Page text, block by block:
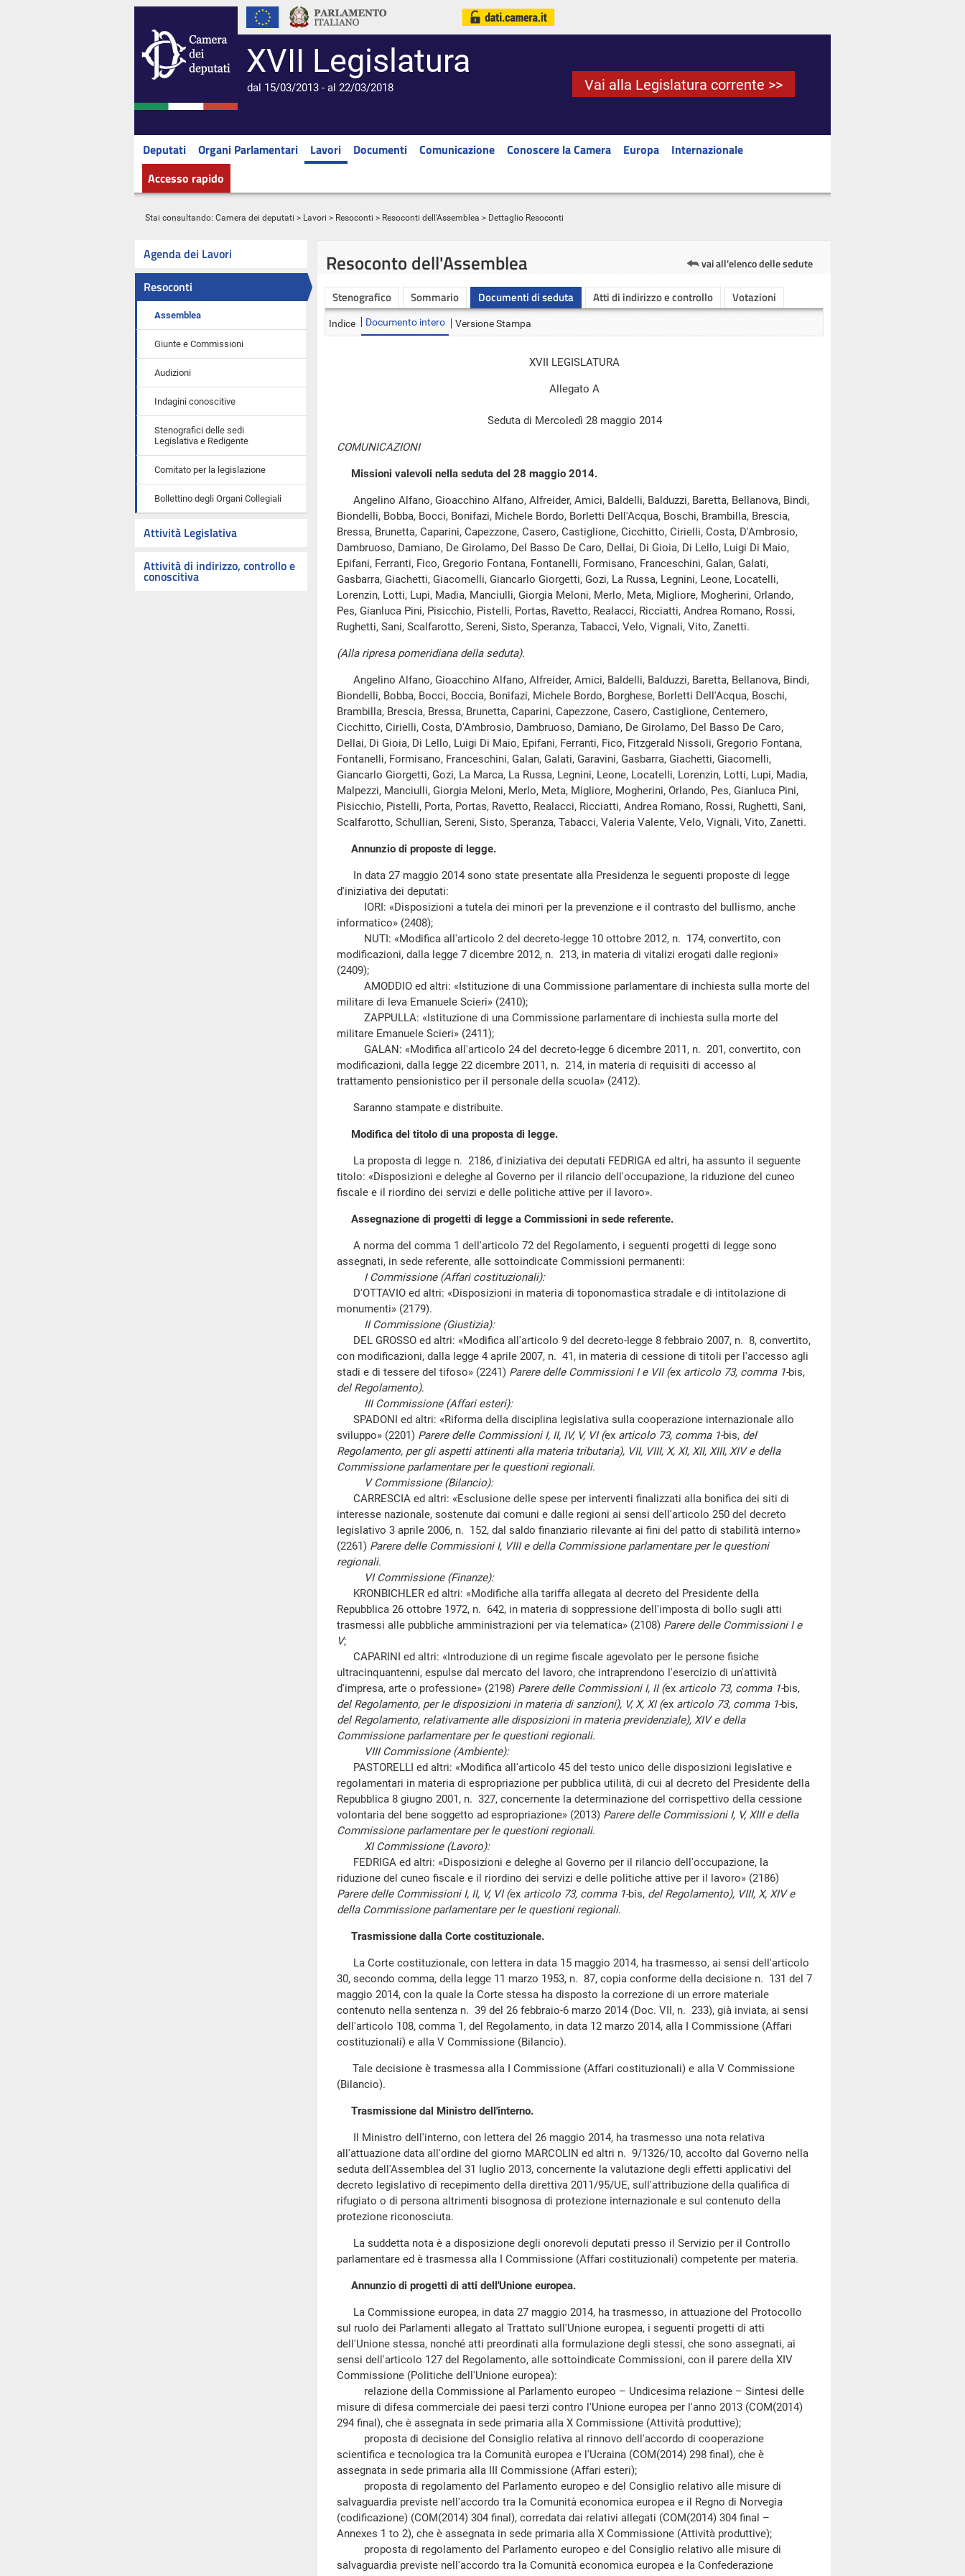
XVII Legislatura
dal 15/03/2013 - al 22/03/2018 Vai alla Legislatura corrente >>
Deputati Organi Parlamentari Lavori Documenti Comunicazione Conoscere la Camera Europa
Internazionale
Accesso rapido
Stai consultando: Camera dei deputati > Lavori > Resoconti > Resoconti dell'Assemblea > Dettaglio Resoconti
Agenda dei Lavori
Resoconti
Assemblea
Giunte e Commissioni
Audizioni
Indagini conoscitive
Stenografici delle sedi
Legislativa e Redigente
Comitato per la legislazione
Bollettino degli Organi Collegiali
Attività Legislativa
Attività di indirizzo, controllo e
conoscitiva
Resoconto dell'Assemblea vai all'elenco delle sedute
Stenografico Sommario Documenti di seduta Atti di indirizzo e controllo Votazioni
Indice Documento intero Versione Stampa
XVII LEGISLATURA
Allegato A
Seduta di Mercoledì 28 maggio 2014
COMUNICAZIONI
Missioni valevoli nella seduta del 28 maggio 2014.
Angelino Alfano, Gioacchino Alfano, Alfreider, Amici, Baldelli, Balduzzi, Baretta, Bellanova, Bindi,
Biondelli, Bobba, Bocci, Bonifazi, Michele Bordo, Borletti Dell'Acqua, Boschi, Brambilla, Brescia,
Bressa, Brunetta, Caparini, Capezzone, Casero, Castiglione, Cicchitto, Cirielli, Costa, D'Ambrosio,
Dambruoso, Damiano, De Girolamo, Del Basso De Caro, Dellai, Di Gioia, Di Lello, Luigi Di Maio,
Epifani, Ferranti, Fico, Gregorio Fontana, Fontanelli, Formisano, Franceschini, Galan, Galati,
Gasbarra, Giachetti, Giacomelli, Giancarlo Giorgetti, Gozi, La Russa, Legnini, Leone, Locatelli,
Lorenzin, Lotti, Lupi, Madia, Manciulli, Giorgia Meloni, Merlo, Meta, Migliore, Mogherini, Orlando,
Pes, Gianluca Pini, Pisicchio, Pistelli, Portas, Ravetto, Realacci, Ricciatti, Andrea Romano, Rossi,
Rughetti, Sani, Scalfarotto, Sereni, Sisto, Speranza, Tabacci, Velo, Vignali, Vito, Zanetti.
(Alla ripresa pomeridiana della seduta).
Angelino Alfano, Gioacchino Alfano, Alfreider, Amici, Baldelli, Balduzzi, Baretta, Bellanova, Bindi,
Biondelli, Bobba, Bocci, Boccia, Bonifazi, Michele Bordo, Borghese, Borletti Dell'Acqua, Boschi,
Brambilla, Brescia, Bressa, Brunetta, Caparini, Capezzone, Casero, Castiglione, Centemero,
Cicchitto, Cirielli, Costa, D'Ambrosio, Dambruoso, Damiano, De Girolamo, Del Basso De Caro,
Dellai, Di Gioia, Di Lello, Luigi Di Maio, Epifani, Ferranti, Fico, Fitzgerald Nissoli, Gregorio Fontana,
Fontanelli, Formisano, Franceschini, Galan, Galati, Garavini, Gasbarra, Giachetti, Giacomelli,
Giancarlo Giorgetti, Gozi, La Marca, La Russa, Legnini, Leone, Locatelli, Lorenzin, Lotti, Lupi, Madia,
Malpezzi, Manciulli, Giorgia Meloni, Merlo, Meta, Migliore, Mogherini, Orlando, Pes, Gianluca Pini,
Pisicchio, Pistelli, Porta, Portas, Ravetto, Realacci, Ricciatti, Andrea Romano, Rossi, Rughetti, Sani,
Scalfarotto, Schullian, Sereni, Sisto, Speranza, Tabacci, Valeria Valente, Velo, Vignali, Vito, Zanetti.
Annunzio di proposte di legge.
In data 27 maggio 2014 sono state presentate alla Presidenza le seguenti proposte di legge
d'iniziativa dei deputati:
IORI: «Disposizioni a tutela dei minori per la prevenzione e il contrasto del bullismo, anche
informatico» (2408);
NUTI: «Modifica all'articolo 2 del decreto-legge 10 ottobre 2012, n. 174, convertito, con
modificazioni, dalla legge 7 dicembre 2012, n. 213, in materia di vitalizi erogati dalle regioni»
(2409);
AMODDIO ed altri: «Istituzione di una Commissione parlamentare di inchiesta sulla morte del
militare di leva Emanuele Scieri» (2410);
ZAPPULLA: «Istituzione di una Commissione parlamentare di inchiesta sulla morte del
militare Emanuele Scieri» (2411);
GALAN: «Modifica all'articolo 24 del decreto-legge 6 dicembre 2011, n. 201, convertito, con
modificazioni, dalla legge 22 dicembre 2011, n. 214, in materia di requisiti di accesso al
trattamento pensionistico per il personale della scuola» (2412).
Saranno stampate e distribuite.
Modifica del titolo di una proposta di legge.
La proposta di legge n. 2186, d'iniziativa dei deputati FEDRIGA ed altri, ha assunto il seguente
titolo: «Disposizioni e deleghe al Governo per il rilancio dell'occupazione, la riduzione del cuneo
fiscale e il riordino dei servizi e delle politiche attive per il lavoro».
Assegnazione di progetti di legge a Commissioni in sede referente.
A norma del comma 1 dell'articolo 72 del Regolamento, i seguenti progetti di legge sono
assegnati, in sede referente, alle sottoindicate Commissioni permanenti:
I Commissione (Affari costituzionali):
D'OTTAVIO ed altri: «Disposizioni in materia di toponomastica stradale e di intitolazione di
monumenti» (2179).
II Commissione (Giustizia):
DEL GROSSO ed altri: «Modifica all'articolo 9 del decreto-legge 8 febbraio 2007, n. 8, convertito,
con modificazioni, dalla legge 4 aprile 2007, n. 41, in materia di cessione di titoli per l'accesso agli
stadi e di tessere del tifoso» (2241) Parere delle Commissioni I e VII (ex articolo 73, comma 1-bis,
del Regolamento).
III Commissione (Affari esteri):
SPADONI ed altri: «Riforma della disciplina legislativa sulla cooperazione internazionale allo
sviluppo» (2201) Parere delle Commissioni I, II, IV, V, VI (ex articolo 73, comma 1-bis, del
Regolamento, per gli aspetti attinenti alla materia tributaria), VII, VIII, X, XI, XII, XIII, XIV e della
Commissione parlamentare per le questioni regionali.
V Commissione (Bilancio):
CARRESCIA ed altri: «Esclusione delle spese per interventi finalizzati alla bonifica dei siti di
interesse nazionale, sostenute dai comuni e dalle regioni ai sensi dell'articolo 250 del decreto
legislativo 3 aprile 2006, n. 152, dal saldo finanziario rilevante ai fini del patto di stabilità interno»
(2261) Parere delle Commissioni I, VIII e della Commissione parlamentare per le questioni
regionali.
VI Commissione (Finanze):
KRONBICHLER ed altri: «Modifiche alla tariffa allegata al decreto del Presidente della
Repubblica 26 ottobre 1972, n. 642, in materia di soppressione dell'imposta di bollo sugli atti
trasmessi alle pubbliche amministrazioni per via telematica» (2108) Parere delle Commissioni I e
V;
CAPARINI ed altri: «Introduzione di un regime fiscale agevolato per le persone fisiche
ultracinquantenni, espulse dal mercato del lavoro, che intraprendono l'esercizio di un'attività
d'impresa, arte o professione» (2198) Parere delle Commissioni I, II (ex articolo 73, comma 1-bis,
del Regolamento, per le disposizioni in materia di sanzioni), V, X, XI (ex articolo 73, comma 1-bis,
del Regolamento, relativamente alle disposizioni in materia previdenziale), XIV e della
Commissione parlamentare per le questioni regionali.
VIII Commissione (Ambiente):
PASTORELLI ed altri: «Modifica all'articolo 45 del testo unico delle disposizioni legislative e
regolamentari in materia di espropriazione per pubblica utilità, di cui al decreto del Presidente della
Repubblica 8 giugno 2001, n. 327, concernente la determinazione del corrispettivo della cessione
volontaria del bene soggetto ad espropriazione» (2013) Parere delle Commissioni I, V, XIII e della
Commissione parlamentare per le questioni regionali.
XI Commissione (Lavoro):
FEDRIGA ed altri: «Disposizioni e deleghe al Governo per il rilancio dell'occupazione, la
riduzione del cuneo fiscale e il riordino dei servizi e delle politiche attive per il lavoro» (2186)
Parere delle Commissioni I, II, V, VI (ex articolo 73, comma 1-bis, del Regolamento), VIII, X, XIV e
della Commissione parlamentare per le questioni regionali.
Trasmissione dalla Corte costituzionale.
La Corte costituzionale, con lettera in data 15 maggio 2014, ha trasmesso, ai sensi dell'articolo
30, secondo comma, della legge 11 marzo 1953, n. 87, copia conforme della decisione n. 131 del 7
maggio 2014, con la quale la Corte stessa ha disposto la correzione di un errore materiale
contenuto nella sentenza n. 39 del 26 febbraio-6 marzo 2014 (Doc. VII, n. 233), già inviata, ai sensi
dell'articolo 108, comma 1, del Regolamento, in data 12 marzo 2014, alla I Commissione (Affari
costituzionali) e alla V Commissione (Bilancio).
Tale decisione è trasmessa alla I Commissione (Affari costituzionali) e alla V Commissione
(Bilancio).
Trasmissione dal Ministro dell'interno.
Il Ministro dell'interno, con lettera del 26 maggio 2014, ha trasmesso una nota relativa
all'attuazione data all'ordine del giorno MARCOLIN ed altri n. 9/1326/10, accolto dal Governo nella
seduta dell'Assemblea del 31 luglio 2013, concernente la valutazione degli effetti applicativi del
decreto legislativo di recepimento della direttiva 2011/95/UE, sull'attribuzione della qualifica di
rifugiato o di persona altrimenti bisognosa di protezione internazionale e sul contenuto della
protezione riconosciuta.
La suddetta nota è a disposizione degli onorevoli deputati presso il Servizio per il Controllo
parlamentare ed è trasmessa alla I Commissione (Affari costituzionali) competente per materia.
Annunzio di progetti di atti dell'Unione europea.
La Commissione europea, in data 27 maggio 2014, ha trasmesso, in attuazione del Protocollo
sul ruolo dei Parlamenti allegato al Trattato sull'Unione europea, i seguenti progetti di atti
dell'Unione stessa, nonché atti preordinati alla formulazione degli stessi, che sono assegnati, ai
sensi dell'articolo 127 del Regolamento, alle sottoindicate Commissioni, con il parere della XIV
Commissione (Politiche dell'Unione europea):
relazione della Commissione al Parlamento europeo – Undicesima relazione – Sintesi delle
misure di difesa commerciale dei paesi terzi contro l'Unione europea per l'anno 2013 (COM(2014)
294 final), che è assegnata in sede primaria alla X Commissione (Attività produttive);
proposta di decisione del Consiglio relativa al rinnovo dell'accordo di cooperazione
scientifica e tecnologica tra la Comunità europea e l'Ucraina (COM(2014) 298 final), che è
assegnata in sede primaria alla III Commissione (Affari esteri);
proposta di regolamento del Parlamento europeo e del Consiglio relativo alle misure di
salvaguardia previste nell'accordo tra la Comunità economica europea e il Regno di Norvegia
(codificazione) (COM(2014) 304 final), corredata dai relativi allegati (COM(2014) 304 final –
Annexes 1 to 2), che è assegnata in sede primaria alla X Commissione (Attività produttive);
proposta di regolamento del Parlamento europeo e del Consiglio relativo alle misure di
salvaguardia previste nell'accordo tra la Comunità economica europea e la Confederazione